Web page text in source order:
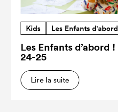
Kids Les Enfants
Les Enfants d’abord
24-25
Lire la suite